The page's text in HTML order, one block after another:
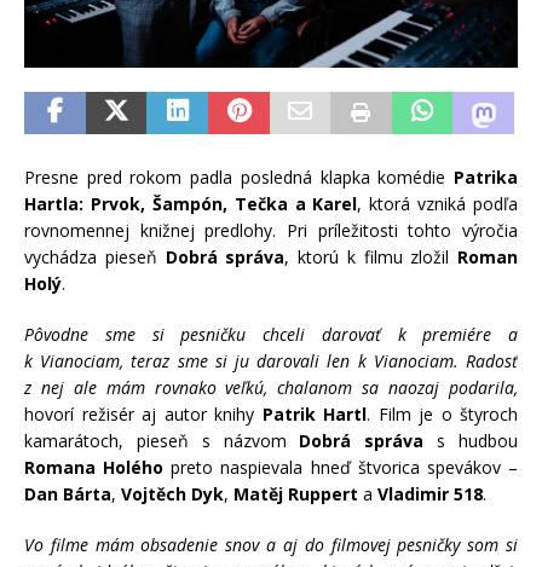
Presne pred rokom padla posledná klapka komédie Patrika
Hartla: Prvok, Šampón, Tečka a Karel, ktorá vzniká podľa
rovnomennej knižnej predlohy. Pri príležitosti tohto výročia
vychádza pieseň Dobrá správa, ktorú k filmu zložil Roman
Holý.
Pôvodne sme si pesničku chceli darovať k premiére a
k Vianociam, teraz sme si ju darovali len k Vianociam. Radosť
z nej ale mám rovnako veľkú, chalanom sa naozaj podarila,
hovorí režisér aj autor knihy Patrik Hartl. Film je o štyroch
kamarátoch, pieseň s názvom Dobrá správa s hudbou
Romana Holého preto naspievala hneď štvorica spevákov –
Dan Bárta, Vojtěch Dyk, Matěj Ruppert a Vladimir 518.
Vo filme mám obsadenie snov a aj do filmovej pesničky som si